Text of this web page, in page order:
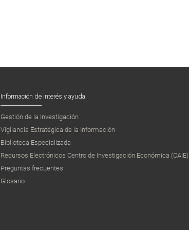
Información de interés y ayuda
Gestión de la Investigación
Vigilancia Estratégica de la Información
Biblioteca Especializada
Recursos Electrónicos Centro de Investigación Económica (CAIE)
Preguntas frecuentes
Glosario